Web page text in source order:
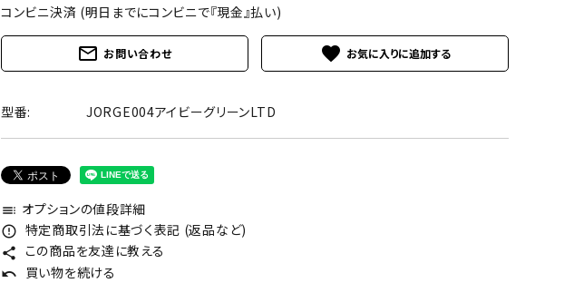
コンビニ決済 (明日までにコンビニで『現金』払い)
mail_outline お問い合わせ favorite
型番: JORGE004アイビーグリーンLTD
toc オプションの値段詳細
error_outline 特定商取引法に基づく表記 (返品など)
share この商品を友達に教える
undo 買い物を続ける